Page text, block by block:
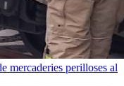
mercaderies perilloses al